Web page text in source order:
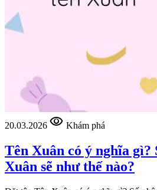
20.03.2026 visibility Khám phá
Tên Xuân có ý nghĩa gì?
Xuân sẽ như thế nào?